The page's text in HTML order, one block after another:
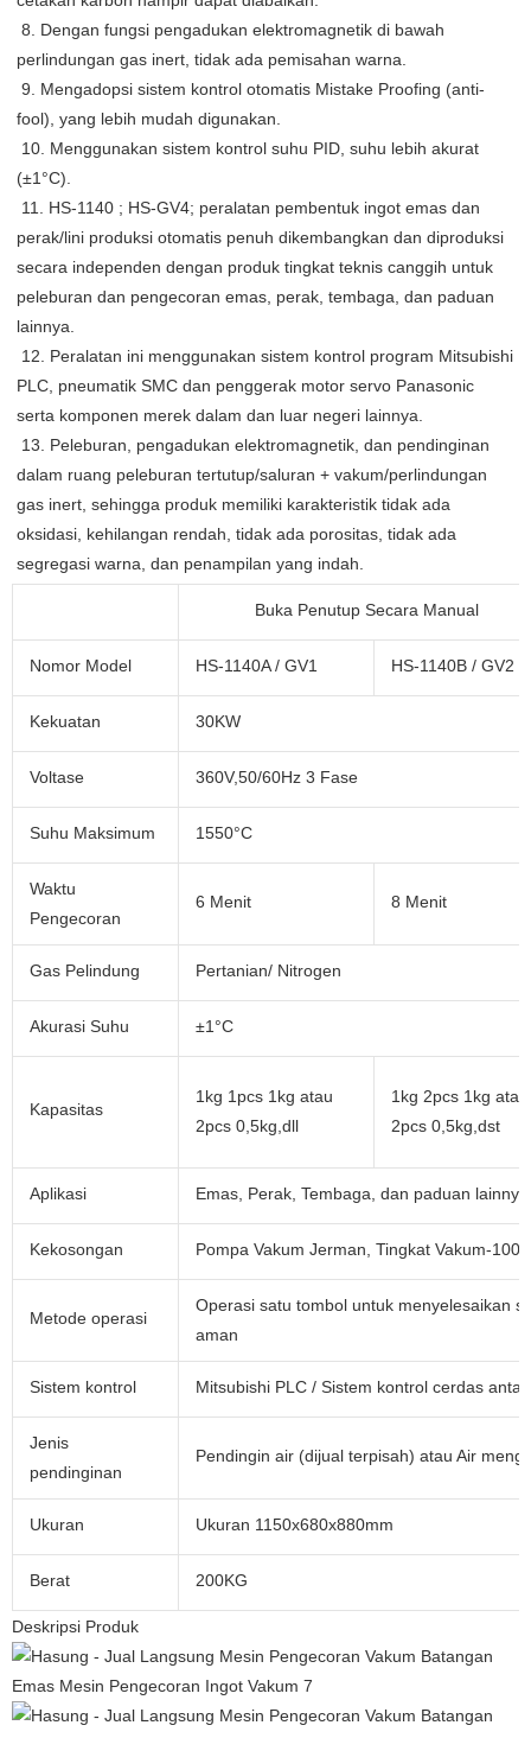
perlindungan gas inert, tidak ada pemisahan warna.
fool), yang lebih mudah digunakan.
(±1°C).
perak/lini produksi otomatis penuh dikembangkan dan diproduksi
secara independen dengan produk tingkat teknis canggih untuk
peleburan dan pengecoran emas, perak, tembaga, dan paduan
lainnya.
PLC, pneumatik SMC dan penggerak motor servo Panasonic
serta komponen merek dalam dan luar negeri lainnya.
dalam ruang peleburan tertutup/saluran + vakum/perlindungan
gas inert, sehingga produk memiliki karakteristik tidak ada
oksidasi, kehilangan rendah, tidak ada porositas, tidak ada
segregasi warna, dan penampilan yang indah.
Buka Penutup Secara Manual
Nomor Model HS-1140A / GV1 HS-1140B / GV2
Kekuatan 30KW
Voltase 360V,50/60Hz 3 Fase
Suhu Maksimum 1550°C
Waktu
Pengecoran
6 Menit 8 Menit
Gas Pelindung Pertanian/ Nitrogen
Akurasi Suhu ±1°C
Kapasitas
1kg 1pcs 1kg atau
2pcs 0,5kg,dll
1kg 2pcs 1kg atau
2pcs 0,5kg,dst
Aplikasi Emas, Perak, Tembaga, dan paduan lainnya
Kekosongan Pompa Vakum Jerman, Tingkat Vakum-
Metode operasi
Operasi satu tombol untuk menyelesaikan
aman
Sistem kontrol Mitsubishi PLC / Sistem kontrol cerdas
Jenis
pendinginan
Pendingin air (dijual terpisah) atau Air
Ukuran Ukuran 1150x680x880mm
Berat 200KG
Deskripsi Produk